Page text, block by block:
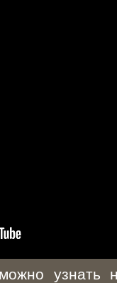
узнать